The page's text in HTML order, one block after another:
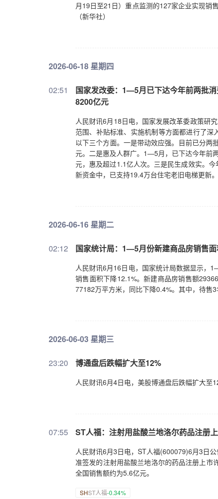
月19日至21日）重点监测的127家企业实现销
（新华社）
2026-06-18 星期四
02:51
国家发改委：1—5月已下达今年前两批
8200亿元
人民财讯6月18日电，国家发展改革委政策研
范围、补贴标准、实施机制等方面都进行了
以下三个方面。一是带动效应强。目前已分
元。二是惠及人群广。1—5月，已下达今年前
元，惠及超过1.1亿人次。三是民生成效实。
新资金中，已支持19.4万台住宅老旧电梯更新。
2026-06-16 星期二
02:12 国家统计局：1—5月份新建商品房销售
人民财讯6月16日电，国家统计局数据显示，
销售面积下降12.1%。新建商品房销售额
77182万平方米，同比下降0.4%。其中，待售
2026-06-03 星期三
23:20 博通盘后跌幅扩大至12%
人民财讯6月4日电，美股博通盘后跌幅扩大至
07:55 ST人福：注射用盐酸兰地洛尔药品注册
人民财讯6月3日电，ST人福(600079)6月3日
准签发的注射用盐酸兰地洛尔的药品注册上
全国销售额约为5.6亿元。
SHST人福-0.34%